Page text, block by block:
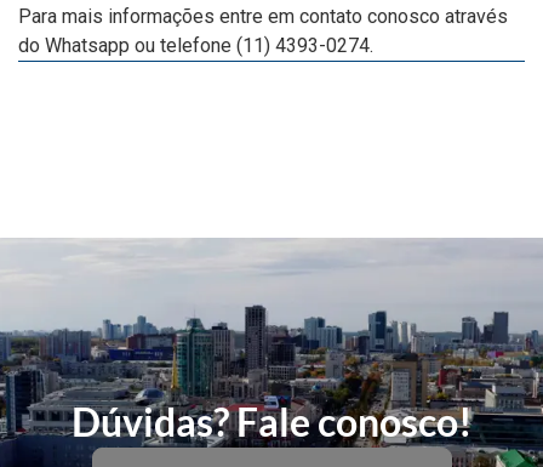
Para mais informações entre em contato conosco através
do Whatsapp ou telefone (11) 4393-0274.
Dúvidas? Fale conosco!